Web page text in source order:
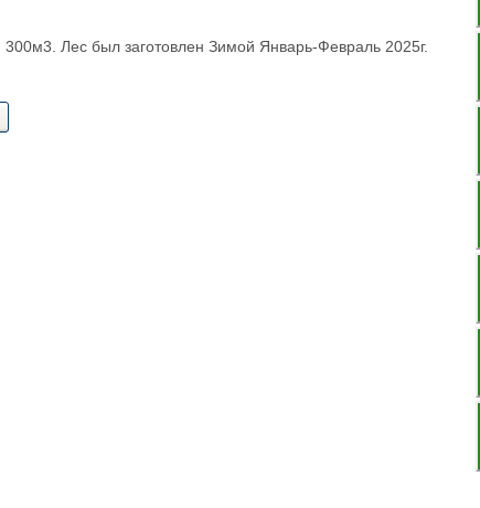
Лес был заготовлен Зимой Январь-Февраль 2025г.